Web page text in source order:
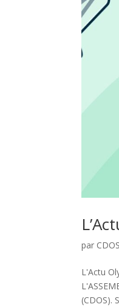
par
L'Actu
(CDOS).